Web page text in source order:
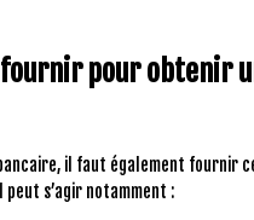
fournir pour obtenir
il faut également fournir
s’agir notamment :